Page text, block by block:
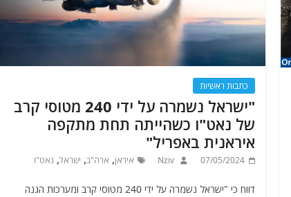
כתבות ראשיות
"ישראל נשמרה על ידי 240 מטוסי קרב
של נאט"ו כשהייתה תחת מתקפה
איראנית באפריל"
07/05/2024
Nziv איראן, ארה"ב, ישראל, נאט"ו
דווח כי "ישראל נשמרה על ידי 240 מטוסי קרב ומערכות הגנה